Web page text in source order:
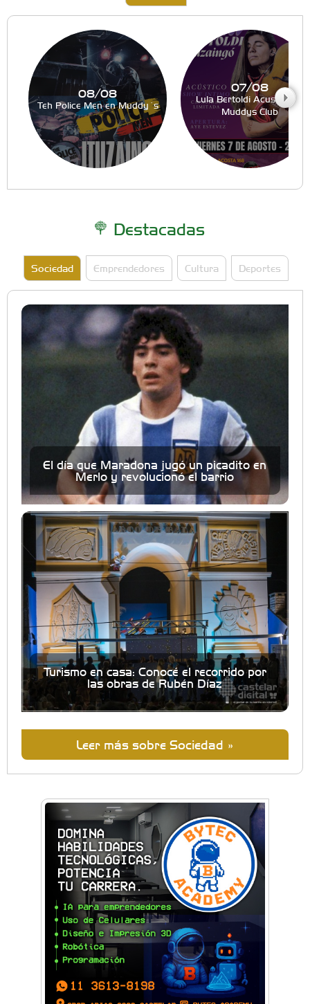
08/08
Teh Police Men en Muddy´s
07/08
Lula Bertoldi Acustico en
Muddys Club
Destacadas
Sociedad Emprendedores Cultura Deportes
El día que Maradona jugó un picadito en
Merlo y revolucionó el barrio
Turismo en casa: Conocé el recorrido por
las obras de Rubén Díaz
Leer más sobre Sociedad »